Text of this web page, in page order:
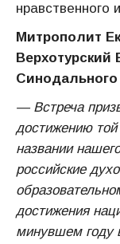
нравственного
Митрополит
Верхотурский
— Встреча
достижению той
названии
российские
достижения
минувшем году